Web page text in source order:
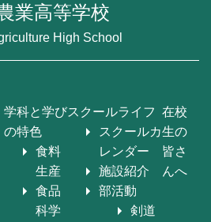
業高等学校
High School
学科と学び
の特色
食料
生産
食品
科学
スクールライフ
スクールカ
レンダー
施設紹介
部活動
剣道
在校
生の
皆さ
んへ